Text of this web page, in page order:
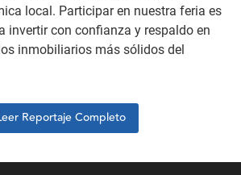
local. Participar en nuestra feria es
invertir con confianza y respaldo en
inmobiliarios más sólidos del
Reportaje Completo